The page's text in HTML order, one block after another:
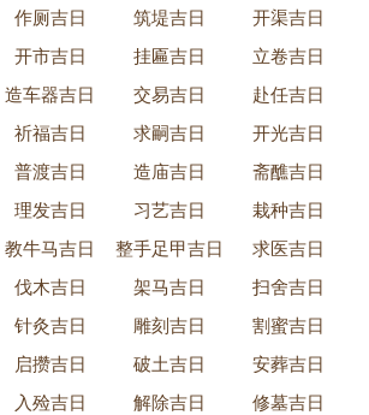
作厕吉日 筑堤吉日 开渠吉日
开市吉日 挂匾吉日 立卷吉日
造车器吉日 交易吉日 赴任吉日
祈福吉日 求嗣吉日 开光吉日
普渡吉日 造庙吉日 斋醮吉日
理发吉日 习艺吉日 栽种吉日
教牛马吉日 整手足甲吉日 求医吉日
伐木吉日 架马吉日 扫舍吉日
针灸吉日 雕刻吉日 割蜜吉日
启攒吉日 破土吉日 安葬吉日
入殓吉日 解除吉日 修墓吉日